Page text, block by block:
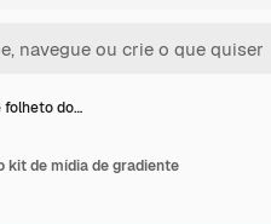
folheto do…
kit de mídia de gradiente